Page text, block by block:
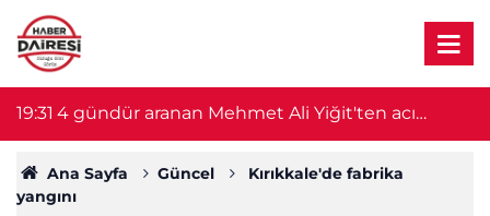
19:31 4 gündür aranan Mehmet Ali Yiğit'ten acı
haber! Cesedi serada bulundu
Ana Sayfa Güncel
Kırıkkale'de fabrika
yangını